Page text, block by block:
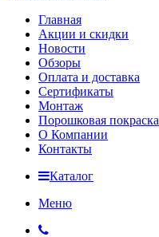
Главная
Акции и скидки
Новости
Обзоры
Оплата и доставка
Сертификаты
Монтаж
Порошковая покраска
О Компании
Контакты
Каталог
Меню